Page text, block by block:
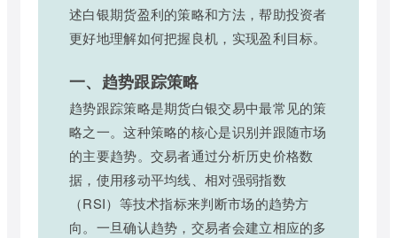
述白银期货盈利的策略和方法，帮助投资者
更好地理解如何把握良机，实现盈利目标。
一、趋势跟踪策略
趋势跟踪策略是期货白银交易中最常见的策
略之一。这种策略的核心是识别并跟随市场
的主要趋势。交易者通过分析历史价格数
据，使用移动平均线、相对强弱指数
（RSI）等技术指标来判断市场的趋势方
向。一旦确认趋势，交易者会建立相应的多